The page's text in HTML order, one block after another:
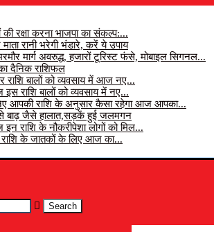
की रक्षा करना भाजपा का संकल्प:...
रानी भरेगी भंडारे, करें ये उपाय
मार्ग अवरुद्ध, हजारों टूरिस्ट फंसे, मोबाइल सिगनल...
दैनिक राशिफल
बालों को व्यवसाय में आज नए...
राशि बालों को व्यवसाय में नए...
आपकी राशि के अनुसार कैसा रहेगा आज आपका...
से बाढ़ जैसे हालात,सड़कें हुई जलमगन
राशि के नौकरीपेशा लोगों को मिल...
के जातकों के लिए आज का...
Search